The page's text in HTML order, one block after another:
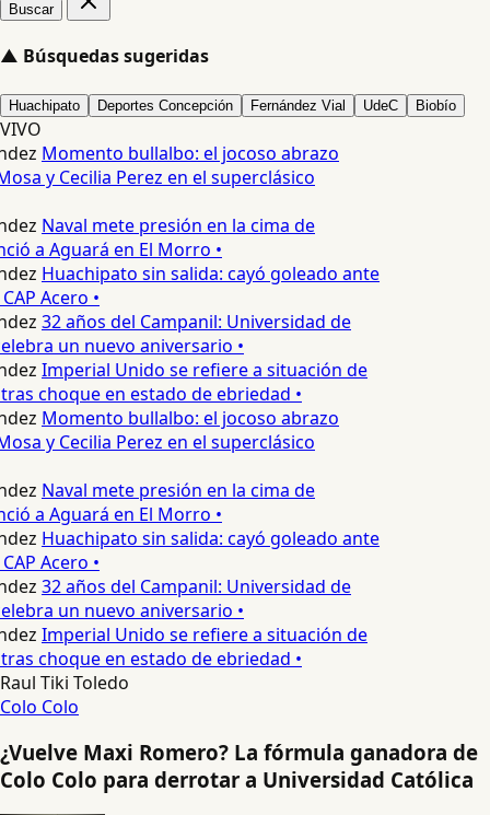
Buscar
▲ Búsquedas sugeridas
Huachipato Deportes Concepción Fernández Vial UdeC Biobío
VIVO
Momento bullalbo: el jocoso abrazo
y Cecilia Perez en el superclásico
Naval mete presión en la cima de
a Aguará en El Morro •
Huachipato sin salida: cayó goleado ante
Acero •
32 años del Campanil: Universidad de
un nuevo aniversario •
Imperial Unido se refiere a situación de
choque en estado de ebriedad •
Momento bullalbo: el jocoso abrazo
y Cecilia Perez en el superclásico
Naval mete presión en la cima de
a Aguará en El Morro •
Huachipato sin salida: cayó goleado ante
Acero •
32 años del Campanil: Universidad de
un nuevo aniversario •
Imperial Unido se refiere a situación de
choque en estado de ebriedad •
Raul Tiki Toledo
Colo Colo
¿Vuelve Maxi Romero? La fórmula ganadora de
Colo Colo para derrotar a Universidad Católica